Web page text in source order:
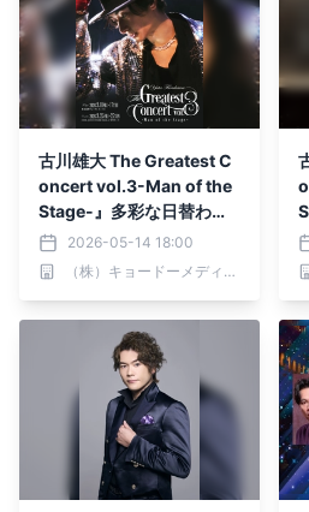
古川雄大 The Greatest C
oncert vol.3-Man of the
Stage-』多彩な日替わり
ゲストが決定！＆メインビ
ジュアル解禁！
2026-05-14 18:00
（株）キョードーメディアス